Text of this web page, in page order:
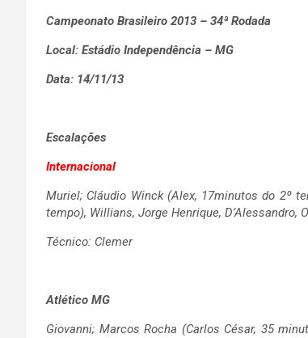
Campeonato Brasileiro 2013 – 34ª Rodada
Local: Estádio Independência – MG
Data: 14/11/13
Escalações
Internacional
Muriel; Cláudio Winck (Alex, 17minutos do 2º
tempo), Willians, Jorge Henrique, D’Alessandro,
Técnico: Clemer
Atlético MG
Giovanni; Marcos Rocha (Carlos César, 35